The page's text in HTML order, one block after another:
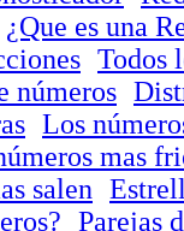
¿Que es una
Todos
números
Los
mas
salen
Parejas